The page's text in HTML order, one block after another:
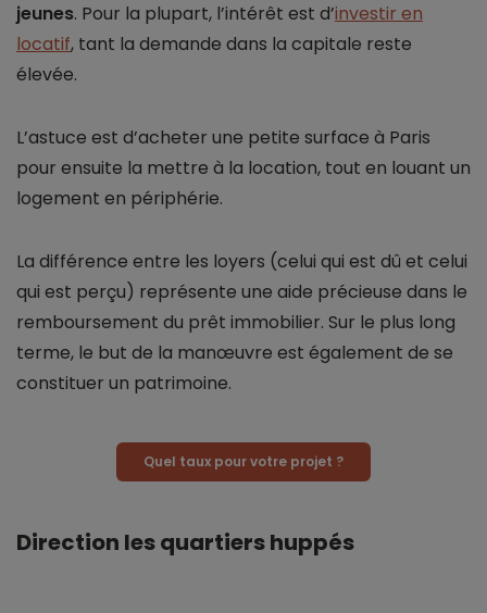
jeunes. Pour la plupart, l’intérêt est d’investir en
locatif, tant la demande dans la capitale reste
élevée.
L’astuce est d’acheter une petite surface à Paris
pour ensuite la mettre à la location, tout en louant un
logement en périphérie.
La différence entre les loyers (celui qui est dû et celui
qui est perçu) représente une aide précieuse dans le
remboursement du prêt immobilier. Sur le plus long
terme, le but de la manœuvre est également de se
constituer un patrimoine.
Quel taux pour votre projet ?
Direction les quartiers huppés